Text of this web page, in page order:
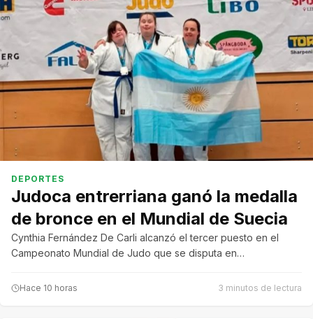
DEPORTES
Judoca entrerriana ganó la medalla
de bronce en el Mundial de Suecia
Cynthia Fernández De Carli alcanzó el tercer puesto en el
Campeonato Mundial de Judo que se disputa en…
Hace 10 horas 3 minutos de lectura